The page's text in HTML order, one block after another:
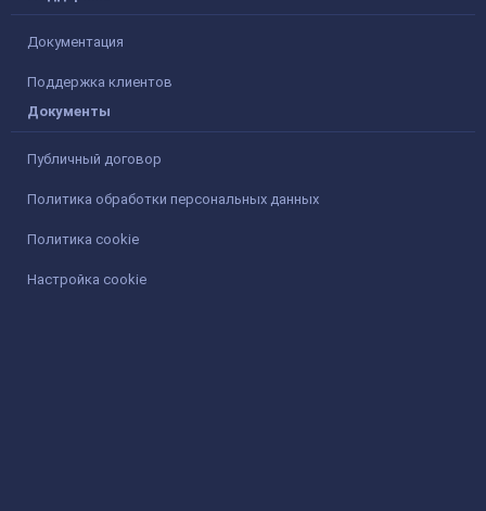
Документация
Поддержка клиентов
Документы
Публичный договор
Политика обработки персональных данных
Политика cookie
Настройка cookie